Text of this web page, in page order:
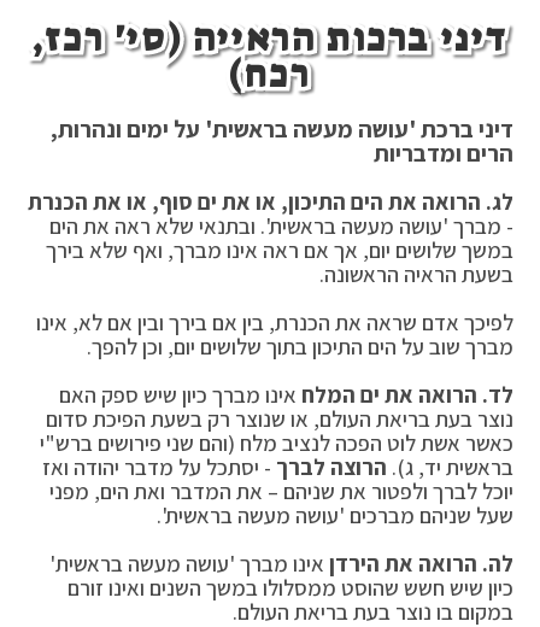
דיני ברכות הראייה (סי' רכז,
רכח)
דיני ברכת 'עושה מעשה בראשית' על ימים ונהרות,
הרים ומדבריות
לג. הרואה את הים התיכון, או את ים סוף, או את הכנרת
- מברך 'עושה מעשה בראשית'. ובתנאי שלא ראה את הים
במשך שלושים יום, אך אם ראה אינו מברך, ואף שלא בירך
בשעת הראיה הראשונה.
לפיכך אדם שראה את הכנרת, בין אם בירך ובין אם לא, אינו
מברך שוב על הים התיכון בתוך שלושים יום, וכן להפך.
לד. הרואה את ים המלח אינו מברך כיון שיש ספק האם
נוצר בעת בריאת העולם, או שנוצר רק בשעת הפיכת סדום
כאשר אשת לוט הפכה לנציב מלח (והם שני פירושים ברש"י
בראשית יד, ג). הרוצה לברך - יסתכל על מדבר יהודה ואז
יוכל לברך ולפטור את שניהם – את המדבר ואת הים, מפני
שעל שניהם מברכים 'עושה מעשה בראשית'.
לה. הרואה את הירדן אינו מברך 'עושה מעשה בראשית'
כיון שיש חשש שהוסט ממסלולו במשך השנים ואינו זורם
במקום בו נוצר בעת בריאת העולם.